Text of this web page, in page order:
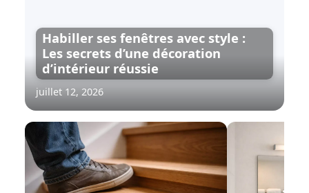
Habiller ses fenêtres avec style :
Les secrets d’une décoration
d’intérieur réussie
juillet 12, 2026